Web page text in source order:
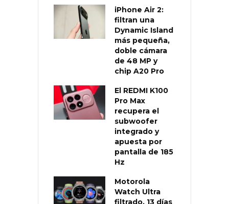
iPhone Air 2:
filtran una
Dynamic Island
más pequeña,
doble cámara
de 48 MP y
chip A20 Pro
El REDMI K100
Pro Max
recupera el
subwoofer
integrado y
apuesta por
pantalla de 185
Hz
Motorola
Watch Ultra
filtrado, 13 días